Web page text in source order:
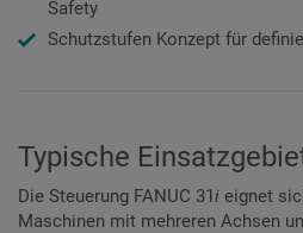
Safety
Schutzstufen Konzept für
Typische
Die Steuerung FANUC 31i eignet
Maschinen mit mehreren Achsen